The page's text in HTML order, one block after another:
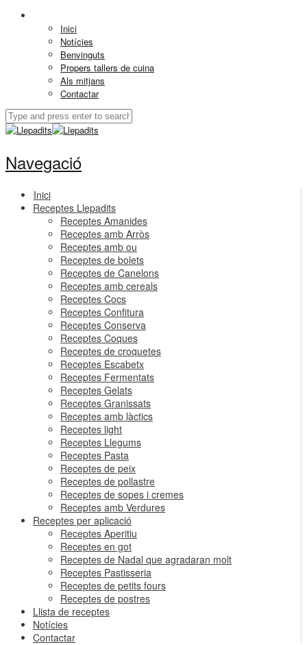
Inici
Notícies
Benvinguts
Propers tallers de cuina
Als mitjans
Contactar
Navegació
Inici
Receptes Llepadits
Receptes Amanides
Receptes amb Arròs
Receptes amb ou
Receptes de bolets
Receptes de Canelons
Receptes amb cereals
Receptes Cocs
Receptes Confitura
Receptes Conserva
Receptes Coques
Receptes de croquetes
Receptes Escabetx
Receptes Fermentats
Receptes Gelats
Receptes Granissats
Receptes amb làctics
Receptes light
Receptes Llegums
Receptes Pasta
Receptes de peix
Receptes de pollastre
Receptes de sopes i cremes
Receptes amb Verdures
Receptes per aplicació
Receptes Aperitiu
Receptes en got
Receptes de Nadal que agradaran molt
Receptes Pastisseria
Receptes de petits fours
Receptes de postres
Llista de receptes
Notícies
Contactar